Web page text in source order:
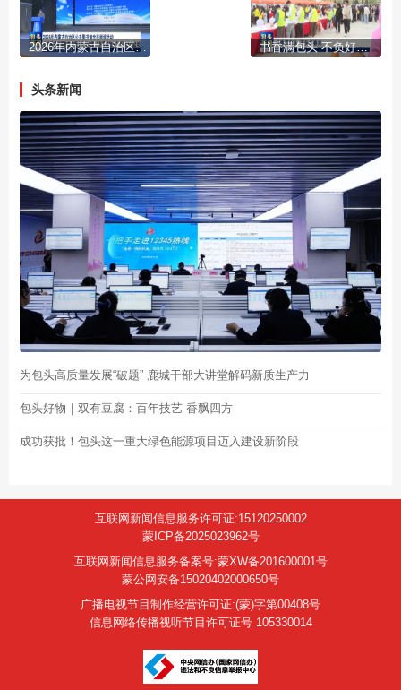
2026年内蒙古自治区公共图书馆全民阅读活动 公共图书馆服务宣传周主场活动暨“书香满包头”系列活动启动 书香满包头 不负好春光
头条新闻
为包头高质量发展“破题” 鹿城干部大讲堂解码新质生产力
包头好物｜双有豆腐：百年技艺 香飘四方
成功获批！包头这一重大绿色能源项目迈入建设新阶段
互联网新闻信息服务许可证:15120250002
蒙ICP备2025023962号
互联网新闻信息服务备案号:蒙XW备201600001号
蒙公网安备15020402000650号
广播电视节目制作经营许可证:(蒙)字第00408号
信息网络传播视听节目许可证号 105330014